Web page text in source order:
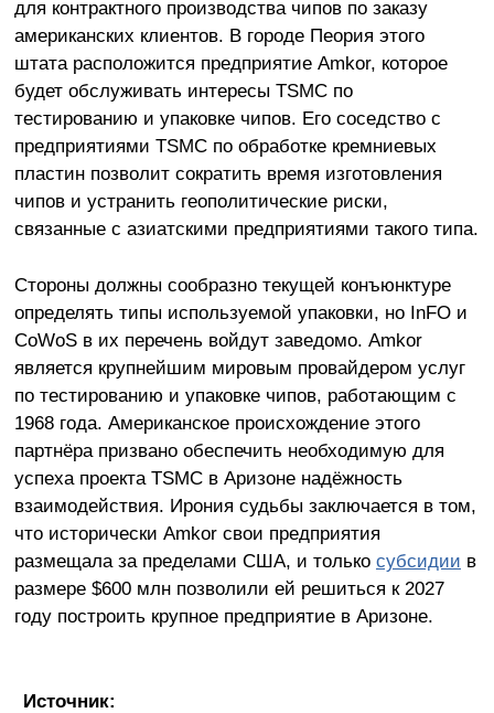
для контрактного производства чипов по заказу
американских клиентов. В городе Пеория этого
штата расположится предприятие Amkor, которое
будет обслуживать интересы TSMC по
тестированию и упаковке чипов. Его соседство с
предприятиями TSMC по обработке кремниевых
пластин позволит сократить время изготовления
чипов и устранить геополитические риски,
связанные с азиатскими предприятиями такого типа.
Стороны должны сообразно текущей конъюнктуре
определять типы используемой упаковки, но InFO и
CoWoS в их перечень войдут заведомо. Amkor
является крупнейшим мировым провайдером услуг
по тестированию и упаковке чипов, работающим с
1968 года. Американское происхождение этого
партнёра призвано обеспечить необходимую для
успеха проекта TSMC в Аризоне надёжность
взаимодействия. Ирония судьбы заключается в том,
что исторически Amkor свои предприятия
размещала за пределами США, и только субсидии в
размере $600 млн позволили ей решиться к 2027
году построить крупное предприятие в Аризоне.
Источник: